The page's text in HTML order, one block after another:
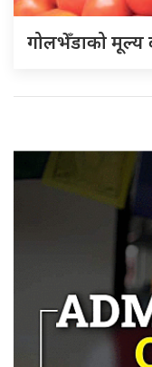
गोलभेँडाको मूल्य